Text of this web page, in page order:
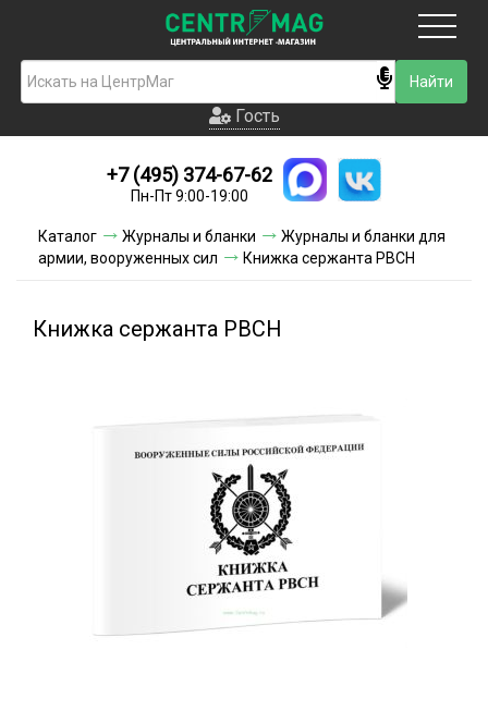
Гость
Новинки
Условия доставки
Контакты
Гость
+7 (495) 374-67-62
Пн-Пт 9:00-19:00
Каталог Журналы и бланки
Журналы и бланки для
армии, вооруженных сил
Книжка сержанта РВСН
Книжка сержанта РВСН